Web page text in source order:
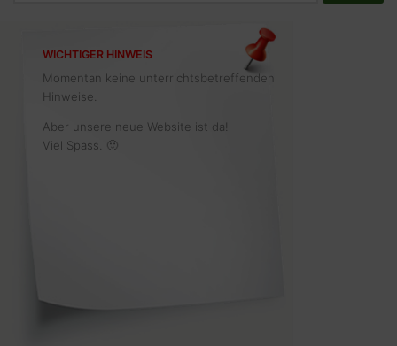
WICHTIGER HINWEIS
Momentan keine unterrichtsbetreffenden
Hinweise.
Aber unsere neue Website ist da!
Viel Spass. 🙂